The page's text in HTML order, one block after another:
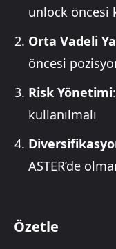
unlock öncesi
Orta Vadeli
öncesi
Risk Yönetimi
kullanılmalı
ASTER’de
Özetle